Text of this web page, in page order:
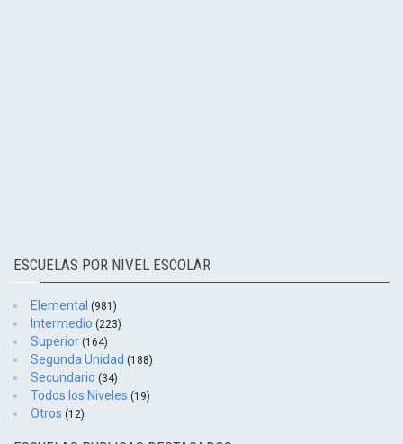
ESCUELAS POR NIVEL ESCOLAR
Elemental (981)
Intermedio (223)
Superior (164)
Segunda Unidad (188)
Secundario (34)
Todos los Niveles (19)
Otros (12)